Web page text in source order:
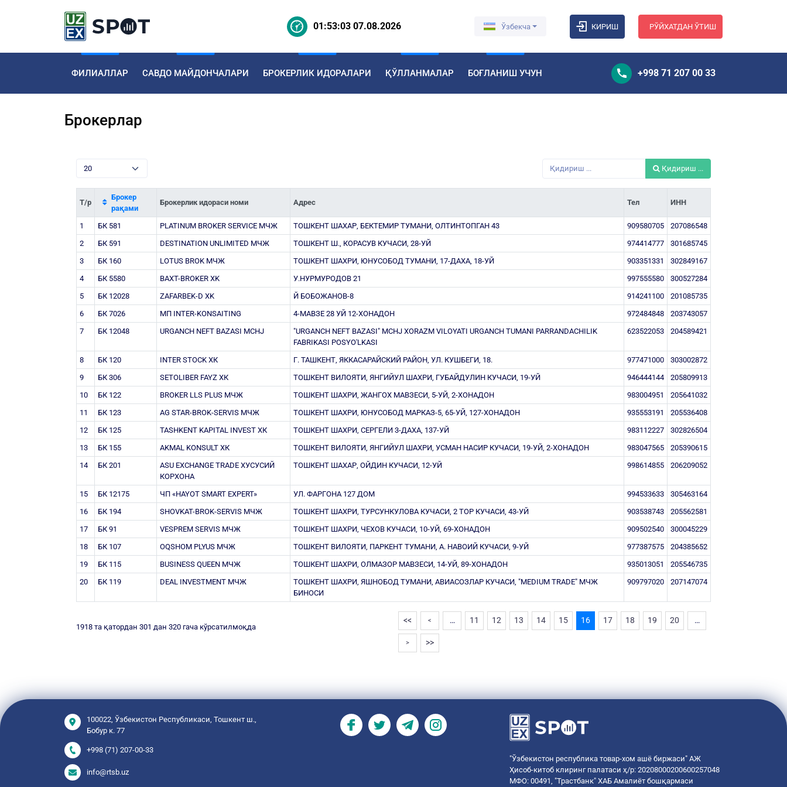
01:53:04 07.08.2026 Ўзбекча КИРИШ РЎЙХАТДАН ЎТИШ
ФИЛИАЛЛАР САВДО МАЙДОНЧАЛАРИ БРОКЕРЛИК ИДОРАЛАРИ ҚЎЛЛАНМАЛАР БОҒЛАНИШ УЧУН +998 71 207 00 33
Брокерлар
Қидириш ...
Т/р
Брокер
рақами
Брокерлик идораси номи Адрес Тел ИНН
1 БК 581 PLATINUM BROKER SERVICE МЧЖ ТОШКЕНТ ШАХАР, БЕКТЕМИР ТУМАНИ, ОЛТИНТОПГАН 43 909580705
207086548
2
БК 591 DESTINATION UNLIMITED МЧЖ ТОШКЕНТ Ш., КОРАСУВ КУЧАСИ, 28-УЙ 974414777
301685745
3
БК 160 LOTUS BROK МЧЖ ТОШКЕНТ ШАХРИ, ЮНУСОБОД ТУМАНИ, 17-ДАХА, 18-УЙ 903351331
302849167
4
БК 5580 BAXT-BROKER XK У.НУРМУРОДОВ 21 997555580
300527284
5
БК 12028 ZAFARBEK-D XK Й БОБОЖАНОВ-8 914241100
201085735
6
БК 7026 МП INTER-KONSAITING 4-МАВЗЕ 28 УЙ 12-ХОНАДОН 972484848
203743057
7
БК 12048 URGANCH NEFT BAZASI MCHJ
"URGANCH NEFT BAZASI" MCHJ XORAZM VILOYATI URGANCH TUMANI PARRANDACHILIK
FABRIKASI POSYO'LKASI
623522053 204589421
8 БК 120 INTER STOCK ХК Г. ТАШКЕНТ, ЯККАСАРАЙСКИЙ РАЙОН, УЛ. КУШБЕГИ, 18. 977471000
303002872
9
БК 306 SETOLIBER FAYZ ХК ТОШКЕНТ ВИЛОЯТИ, ЯНГИЙУЛ ШАХРИ, ГУБАЙДУЛИН КУЧАСИ, 19-УЙ 946444144
205809913
10
БК 122 BROKER LLS PLUS МЧЖ ТОШКЕНТ ШАХРИ, ЖАНГОХ МАВЗЕСИ, 5-УЙ, 2-ХОНАДОН 983004951
205641032
11
БК 123 AG STAR-BROK-SERVIS МЧЖ ТОШКЕНТ ШАХРИ, ЮНУСОБОД МАРКАЗ-5, 65-УЙ, 127-ХОНАДОН 935553191
205536408
12
БК 125 TASHKENT KAPITAL INVEST ХК ТОШКЕНТ ШАХРИ, СЕРГЕЛИ 3-ДАХА, 137-УЙ 983112227
302826504
13
БК 155 AKMAL KONSULT ХК ТОШКЕНТ ВИЛОЯТИ, ЯНГИЙУЛ ШАХРИ, УСМАН НАСИР КУЧАСИ, 19-УЙ, 2-ХОНАДОН 983047565
205390615
14
БК 201
ASU EXCHANGE TRADE ХУСУСИЙ
КОРХОНА
ТОШКЕНТ ШАХАР, ОЙДИН КУЧАСИ, 12-УЙ 998614855 206209052
15 БК 12175 ЧП «HAYOT SMART EXPERT» УЛ. ФАРГОНА 127 ДОМ 994533633
305463164
16
БК 194 SHOVKAT-BROK-SERVIS МЧЖ ТОШКЕНТ ШАХРИ, ТУРСУНКУЛОВА КУЧАСИ, 2 ТОР КУЧАСИ, 43-УЙ 903538743
205562581
17
БК 91 VESPREM SERVIS МЧЖ ТОШКЕНТ ШАХРИ, ЧЕХОВ КУЧАСИ, 10-УЙ, 69-ХОНАДОН 909502540
300045229
18
БК 107 OQSHOM PLYUS МЧЖ ТОШКЕНТ ВИЛОЯТИ, ПАРКЕНТ ТУМАНИ, А. НАВОИЙ КУЧАСИ, 9-УЙ 977387575
204385652
19
БК 115 BUSINESS QUEEN МЧЖ ТОШКЕНТ ШАХРИ, ОЛМАЗОР МАВЗЕСИ, 14-УЙ, 89-ХОНАДОН 935013051
205546735
20
БК 119 DEAL INVESTMENT МЧЖ
ТОШКЕНТ ШАХРИ, ЯШНОБОД ТУМАНИ, АВИАСОЗЛАР КУЧАСИ, "MEDIUM TRADE" МЧЖ
БИНОСИ
909797020 207147074
1918 та қатордан 301 дан 320 гача кўрсатилмоқда
<< < … 11 12 13 14 15 16 17 18 19 20 …
> >>
100022, Ўзбекистон Республикаси, Тошкент ш.,
Бобур к. 77
+998 (71) 207-00-33
info@rtsb.uz
"Ўзбекистон республика товар-хом ашё биржаси" АЖ
Ҳисоб-китоб клиринг палатаси ҳ/р: 20208000200600257048
МФО: 00491, "Трастбанк" ХАБ Амалиёт бошқармаси